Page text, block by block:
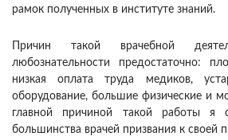
рамок полученных в институте знаний.
Причин такой врачебной
любознательности предостаточно:
низкая оплата труда медиков,
оборудование, большие физические и
главной причиной такой работы я
большинства врачей призвания к своей